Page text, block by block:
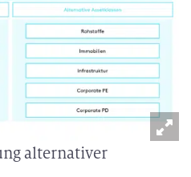
alternativer